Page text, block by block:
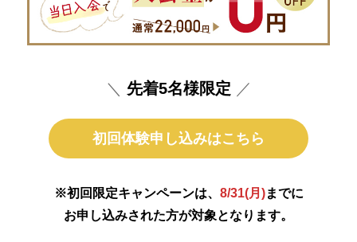
＼ 先着5名様限定 ／
初回体験申し込みはこちら
※初回限定キャンペーンは、 8/31(月)までに
お申し込みされた方が対象となります。